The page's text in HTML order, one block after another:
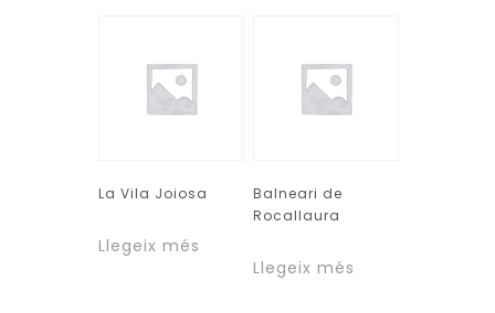
La Vila Joiosa
Llegeix més
Balneari de
Rocallaura
Llegeix més